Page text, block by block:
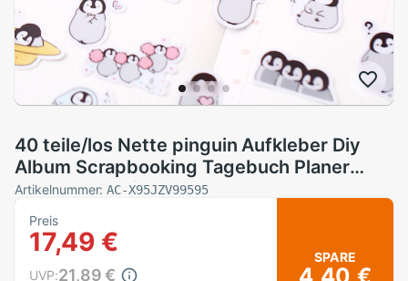
40 teile/los Nette pinguin Aufkleber Diy
Album Scrapbooking Tagebuch Planer
Tagebuch Aufkleber Dekorative Etikett Für
freundlicher
Artikelnummer:AC-X95JZV99595
Preis
17,49 €
UVP:21,89 €
SPARE